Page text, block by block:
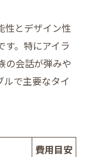
性とデザイン性
す。特にアイラ
の会話が弾みや
ルで主要なタイ
費用目安